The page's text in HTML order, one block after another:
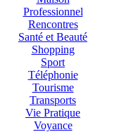
Professionnel
Rencontres
Santé et Beauté
Shopping
Sport
Téléphonie
Tourisme
Transports
Vie Pratique
Voyance